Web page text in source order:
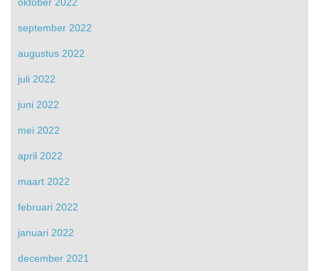
september 2022
augustus 2022
juli 2022
juni 2022
mei 2022
april 2022
maart 2022
februari 2022
januari 2022
december 2021